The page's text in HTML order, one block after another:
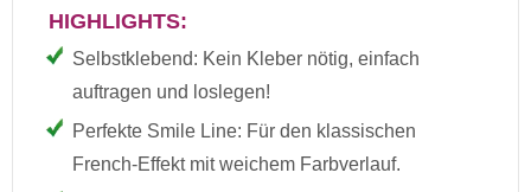
HIGHLIGHTS:
Selbstklebend: Kein Kleber nötig, einfach
auftragen und loslegen!
Perfekte Smile Line: Für den klassischen
French-Effekt mit weichem Farbverlauf.